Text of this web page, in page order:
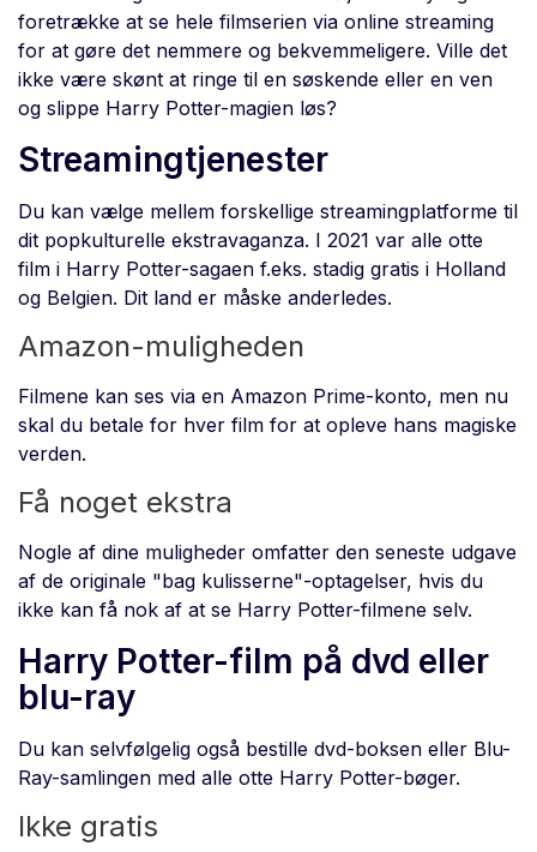
foretrække at se hele filmserien via online streaming
for at gøre det nemmere og bekvemmeligere. Ville det
ikke være skønt at ringe til en søskende eller en ven
og slippe Harry Potter-magien løs?
Streamingtjenester
Du kan vælge mellem forskellige streamingplatforme til
dit popkulturelle ekstravaganza. I 2021 var alle otte
film i Harry Potter-sagaen f.eks. stadig gratis i Holland
og Belgien. Dit land er måske anderledes.
Amazon-muligheden
Filmene kan ses via en Amazon Prime-konto, men nu
skal du betale for hver film for at opleve hans magiske
verden.
Få noget ekstra
Nogle af dine muligheder omfatter den seneste udgave
af de originale "bag kulisserne"-optagelser, hvis du
ikke kan få nok af at se Harry Potter-filmene selv.
Harry Potter-film på dvd eller
blu-ray
Du kan selvfølgelig også bestille dvd-boksen eller Blu-
Ray-samlingen med alle otte Harry Potter-bøger.
Ikke gratis